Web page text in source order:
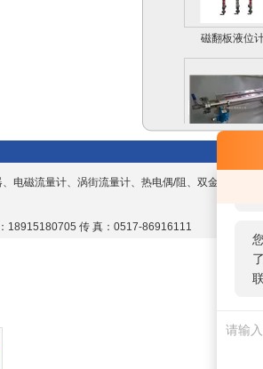
磁翻板液位
（4-20mA）
防爆磁翻板液
电磁流量计、涡街流量计、热电偶/阻、双金属温度计
18915180705 传 真：0517-86916111